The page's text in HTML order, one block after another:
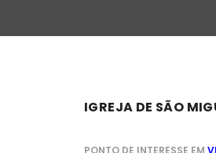
IGREJA DE SÃO
PONTO DE INTERESSE EM